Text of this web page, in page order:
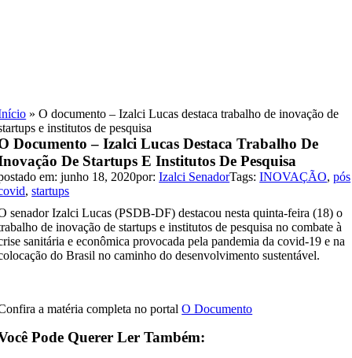
»O documento – Izalci Lucas destaca trabalho de inovação de
e institutos de pesquisa
Documento – Izalci Lucas Destaca Trabalho De
De Startups E Institutos De Pesquisa
em: junho 18, 2020por:Izalci SenadorTags:INOVAÇÃO,pós
,startups
senador Izalci Lucas (PSDB-DF) destacou nesta quinta-feira (18) o
de inovação de startups e institutos de pesquisa no combate à
sanitária e econômica provocada pela pandemia da covid-19 e na
do Brasil no caminho do desenvolvimento sustentável.
a matéria completa no portalO Documento
Pode Querer Ler Também: